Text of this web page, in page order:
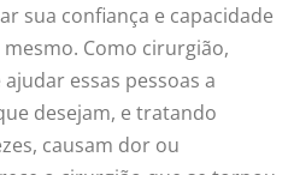
sua confiança e capacidade
Como cirurgião,
essas pessoas a
desejam, e tratando
causam dor ou